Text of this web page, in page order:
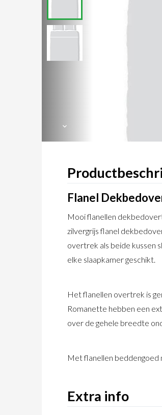
Flanel
Mooi flanellen
zilvergrijs flanel
overtrek als beide kussen
elke slaapkamer geschikt.
Het flanellen overtrek is
Romanette hebben een
over de gehele breedte
Met flanellen beddengoed
Extra info